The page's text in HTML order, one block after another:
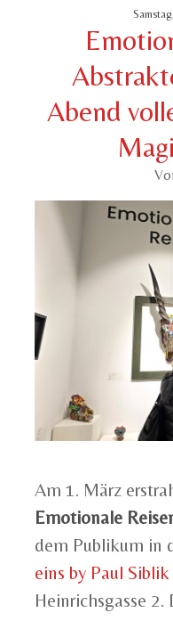
Abend
Am 1. März
Emotionale
dem Publikum in
eins by Paul Siblik
Heinrichsgasse 2.